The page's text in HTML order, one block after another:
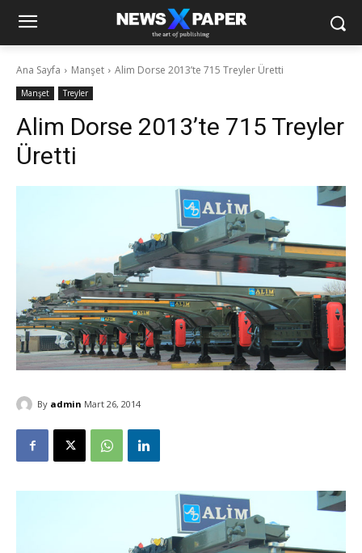
Ana Sayfa Manşet Alim Dorse 2013’te 715 Treyler Üretti
Manşet Treyler
Alim Dorse 2013’te 715 Treyler
Üretti
By admin Mart 26, 2014